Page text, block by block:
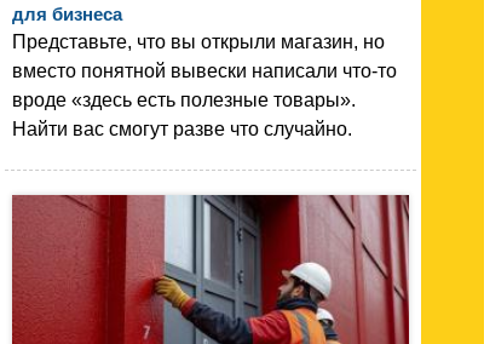
для бизнеса
Представьте, что вы открыли магазин, но
вместо понятной вывески написали что-то
вроде «здесь есть полезные товары».
Найти вас смогут разве что случайно.